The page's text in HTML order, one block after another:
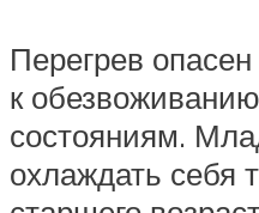
Перегрев
к
состояниям.
охлаждать себя